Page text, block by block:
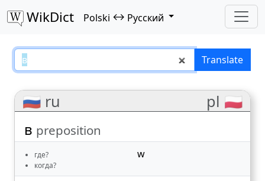
WikDict Polski ↔ Русский
в – Polski–Русский translations
Translate
🇷🇺 ru pl 🇵🇱
в preposition
где?
когда?
w